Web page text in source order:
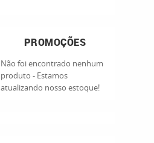
PROMOÇÕES
Não foi encontrado nenhum
produto - Estamos
atualizando nosso estoque!